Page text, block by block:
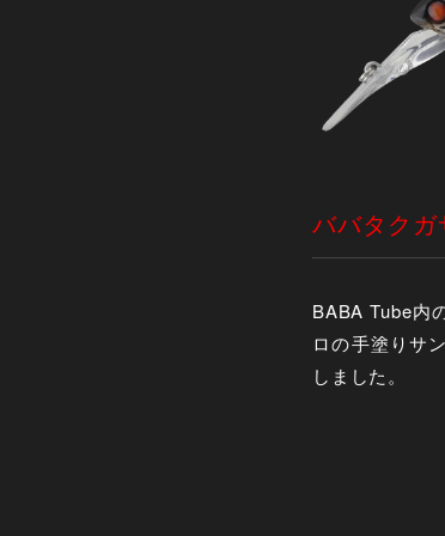
ババタクガ
BABA Tube内
ロの手塗りサ
しました。